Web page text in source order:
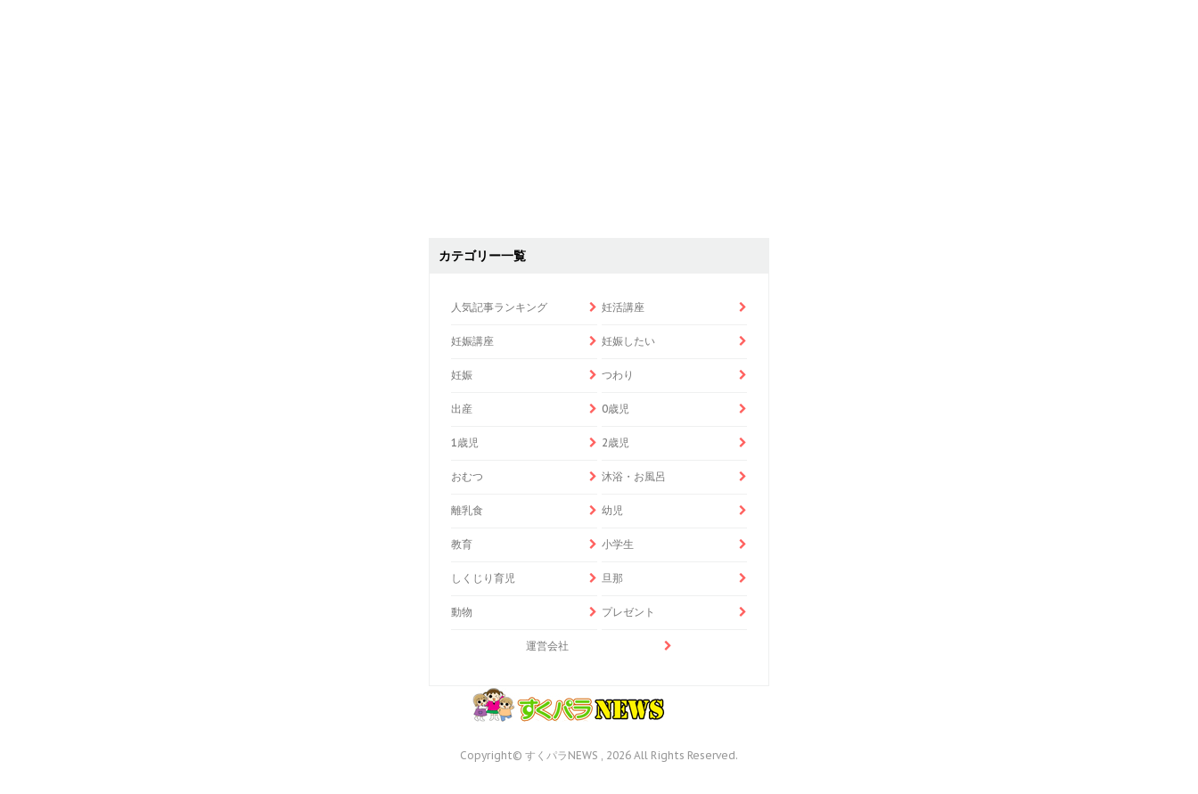
カテゴリー一覧
人気記事ランキング 妊活講座
妊娠講座 妊娠したい
妊娠 つわり
出産 0歳児
1歳児 2歳児
おむつ 沐浴・お風呂
離乳食 幼児
教育 小学生
しくじり育児 旦那
動物 プレゼント
運営会社
Copyright© すくパラNEWS , 2026 All Rights Reserved.